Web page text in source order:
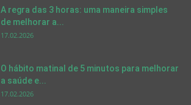
A regra das 3 horas: uma maneira simples
de melhorar a...
17.02.2026
O hábito matinal de 5 minutos para melhorar
a saúde e...
17.02.2026